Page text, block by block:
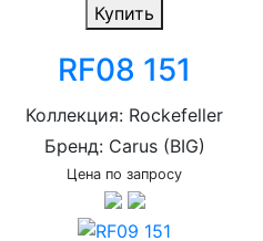
Купить
RF08 151
Коллекция: Rockefeller
Бренд: Carus (BIG)
Цена по запросу